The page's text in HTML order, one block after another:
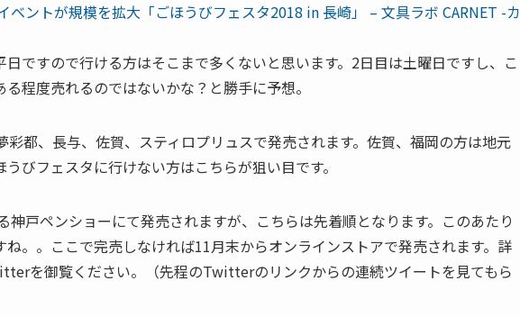
ベントが規模を拡大「ごほうびフェスタ2018 in 長崎」 – 文具ラボ CARNET -カ
ですので行ける方はそこまで多くないと思います。2日目は土曜日ですし、こ
程度売れるのではないかな？と勝手に予想。
都、長与、佐賀、スティロプリュスで発売されます。佐賀、福岡の方は地元
びフェスタに行けない方はこちらが狙い目です。
神戸ペンショーにて発売されますが、こちらは先着順となります。このあたり
。。ここで完売しなければ11月末からオンラインストアで発売されます。詳
を御覧ください。（先程のTwitterのリンクからの連続ツイートを見てもら